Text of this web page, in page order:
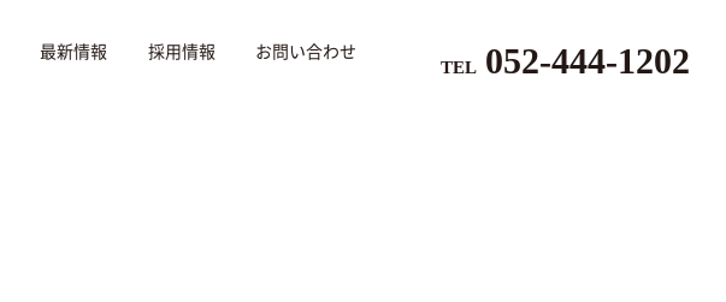
TEL 052-444-1202
最新情報 採用情報 お問い合わせ